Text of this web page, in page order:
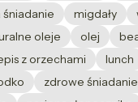
śniadanie migdały
oleje olej
z orzechami lunch
zdrowe śniadanie